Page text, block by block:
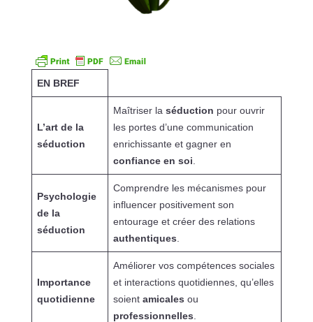
EN BREF
L’art de la
séduction
Maîtriser la séduction pour ouvrir
les portes d’une communication
enrichissante et gagner en
confiance en soi
Psychologie
de la
séduction
Comprendre les mécanismes pour
influencer positivement son
entourage et créer des relations
authentiques
Importance
quotidienne
Améliorer vos compétences sociales
et interactions quotidiennes, qu’elles
soient amicales ou
professionnelles